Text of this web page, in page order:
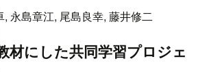
, 永島章江, 尾島良幸, 藤井修二
材にした共同学習プロジェ